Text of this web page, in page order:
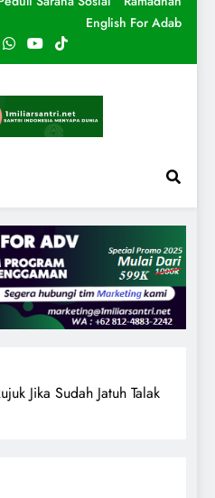
English For Adab
Jika Sudah Jatuh Talak